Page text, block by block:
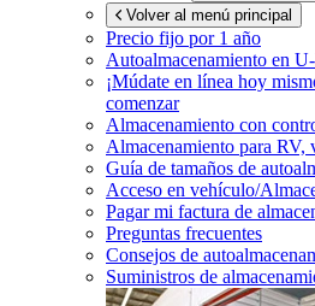
Volver al menú principal
Precio fijo por 1 año
Autoalmacenamiento en
¡Múdate en línea hoy
comenzar
Almacenamiento con
Almacenamiento para RV,
Guía de tamaños de
Acceso en vehículo/
Pagar mi factura de
Preguntas frecuentes
Consejos de
Suministros de